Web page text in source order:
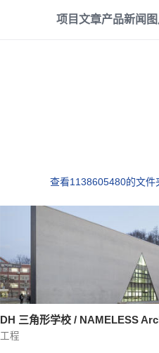
项目文章产品新闻
查看1138605480的文件
DH 三角形学校 / NAMELESS
工程